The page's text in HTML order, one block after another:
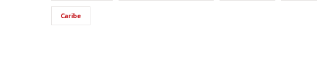
Caribe